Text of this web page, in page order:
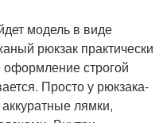
модель в виде
рюкзак практически
строгой
Просто у рюкзака-
лямки,